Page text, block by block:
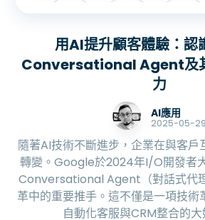
用AI提升顧客體驗：
Conversational Agent及
力
AI應用
2025-05-29
隨著AI技術不斷進步，企業在與客戶
轉變。Google於2024年I/O開發者
Conversational Agent（對話式代
革中的重要推手。這不僅是一項技術
自動化客服與CRM整合的大